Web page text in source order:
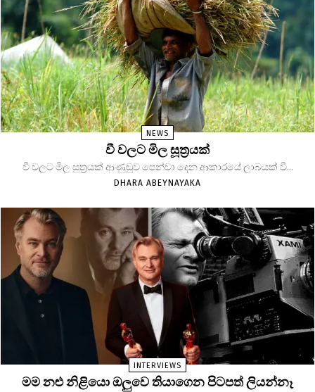
NEWS
වී වලට මිල සූත්‍රයක්
වී වලට මිල සූත්‍රයක් ආණුඩුව පෙන්වා දෙන ආකාරයේ ලාබයක් වී...
DHARA ABEYNAYAKA
INTERVIEWS
මම නළු නිළියො ඔලුවෙ තියාගෙන පිටපත් ලියන්නෑ